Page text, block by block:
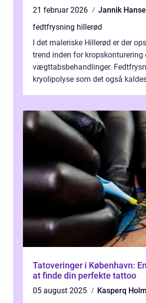
21 februar 2026
Jannik
fedtfrysning hillerød
I det maleriske Hillerød er der
trend inden for kropskonturering
vægttabsbehandlinger.
kryolipolyse som det også
Tatoveringer i København:
at finde din perfekte tattoo
05 august 2025
Kasperq Holm